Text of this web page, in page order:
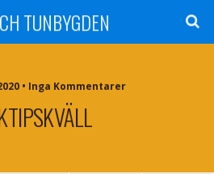
TUNBYGDEN
• Inga Kommentarer